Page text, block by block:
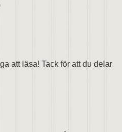
att läsa! Tack för att du delar